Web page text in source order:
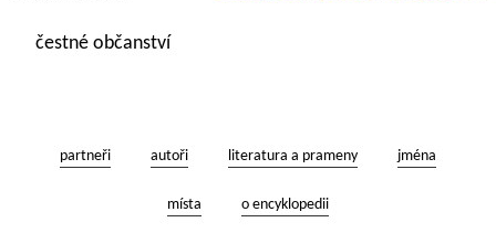
čestné občanství
partneři autoři literatura a prameny jména
místa o encyklopedii